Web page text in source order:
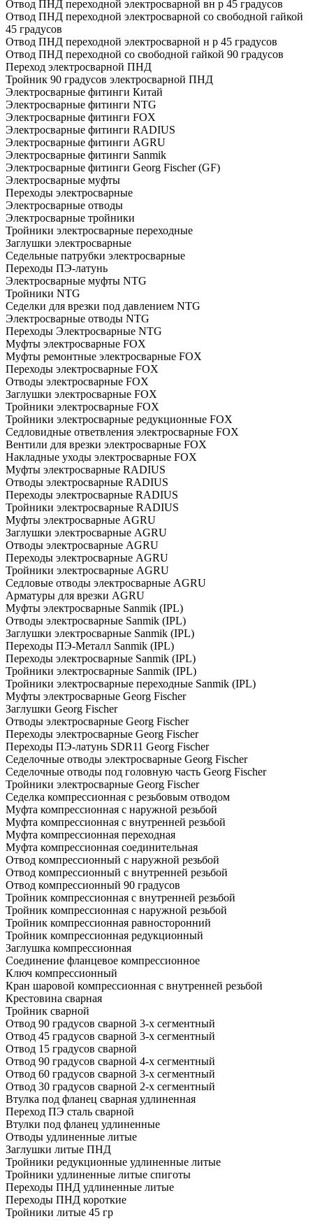
Отвод ПНД переходной электросварной вн р 45 градусов
Отвод ПНД переходной электросварной со свободной гайкой
45 градусов
Отвод ПНД переходной электросварной н р 45 градусов
Отвод ПНД переходной со свободной гайкой 90 градусов
Переход электросварной ПНД
Тройник 90 градусов электросварной ПНД
Электросварные фитинги Китай
Электросварные фитинги NTG
Электросварные фитинги FOX
Электросварные фитинги RADIUS
Электросварные фитинги AGRU
Электросварные фитинги Sanmik
Электросварные фитинги Georg Fischer (GF)
Электросварные муфты
Переходы электросварные
Электросварные отводы
Электросварные тройники
Тройники электросварные переходные
Заглушки электросварные
Седельные патрубки электросварные
Переходы ПЭ-латунь
Электросварные муфты NTG
Тройники NTG
Седелки для врезки под давлением NTG
Электросварные отводы NTG
Переходы Электросварные NTG
Муфты электросварные FOX
Муфты ремонтные электросварные FOX
Переходы электросварные FOX
Отводы электросварные FOX
Заглушки электросварные FOX
Тройники электросварные FOX
Тройники электросварные редукционные FOX
Седловидные ответвления электросварные FOX
Вентили для врезки электросварные FOX
Накладные уходы электросварные FOX
Муфты электросварные RADIUS
Отводы электросварные RADIUS
Переходы электросварные RADIUS
Тройники электросварные RADIUS
Муфты электросварные AGRU
Заглушки электросварные AGRU
Отводы электросварные AGRU
Переходы электросварные AGRU
Тройники электросварные AGRU
Седловые отводы электросварные AGRU
Арматуры для врезки AGRU
Муфты электросварные Sanmik (IPL)
Отводы электросварные Sanmik (IPL)
Заглушки электросварные Sanmik (IPL)
Переходы ПЭ-Металл Sanmik (IPL)
Переходы электросварные Sanmik (IPL)
Тройники электросварные Sanmik (IPL)
Тройники электросварные переходные Sanmik (IPL)
Муфты электросварные Georg Fischer
Заглушки Georg Fischer
Отводы электросварные Georg Fischer
Переходы электросварные Georg Fischer
Переходы ПЭ-латунь SDR11 Georg Fischer
Седелочные отводы электросварные Georg Fischer
Седелочные отводы под головную часть Georg Fischer
Тройники электросварные Georg Fischer
Седелка компрессионная с резьбовым отводом
Муфта компрессионная с наружной резьбой
Муфта компрессионная с внутренней резьбой
Муфта компрессионная переходная
Муфта компрессионная соединительная
Отвод компрессионный с наружной резьбой
Отвод компрессионный с внутренней резьбой
Отвод компрессионный 90 градусов
Тройник компрессионная с внутренней резьбой
Тройник компрессионная с наружной резьбой
Тройник компрессионная равносторонний
Тройник компрессионная редукционный
Заглушка компрессионная
Соединение фланцевое компрессионное
Ключ компрессионный
Кран шаровой компрессионная с внутренней резьбой
Крестовина сварная
Тройник сварной
Отвод 90 градусов сварной 3-х сегментный
Отвод 45 градусов сварной 3-х сегментный
Отвод 15 градусов сварной
Отвод 90 градусов сварной 4-х сегментный
Отвод 60 градусов сварной 3-х сегментный
Отвод 30 градусов сварной 2-х сегментный
Втулка под фланец сварная удлиненная
Переход ПЭ сталь сварной
Втулки под фланец удлиненные
Отводы удлиненные литые
Заглушки литые ПНД
Тройники редукционные удлиненные литые
Тройники удлиненные литые спиготы
Переходы ПНД удлиненные литые
Переходы ПНД короткие
Тройники литые 45 гр